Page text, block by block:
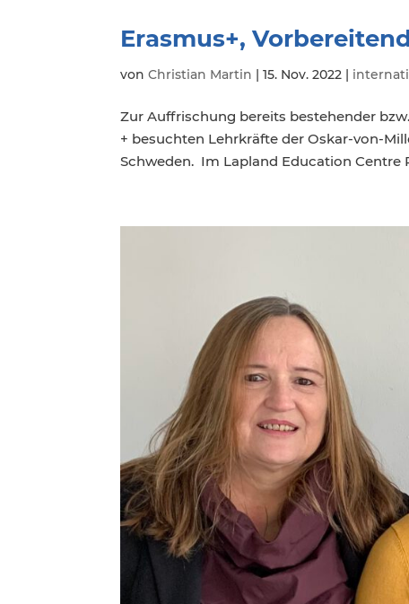
Erasmus+,
vonChristian Martin |15. Nov. 2022 |
Zur Auffrischung bereits bestehender
+ besuchten Lehrkräfte der Oskar-von-
Schweden. Im Lapland Education Centre